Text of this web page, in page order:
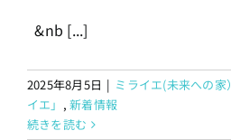
&nb [...]
2025年8月5日 | ミライエ(未来への家）
イエ」 ,新着情報
続きを読む